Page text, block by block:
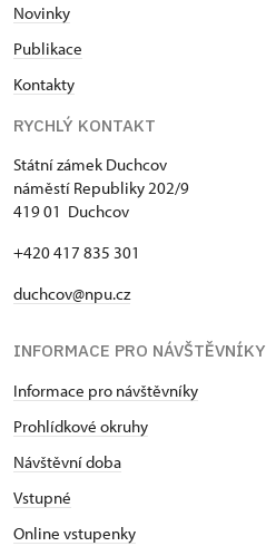
Novinky
Publikace
Kontakty
RYCHLÝ KONTAKT
Státní zámek Duchcov
náměstí Republiky 202/9
419 01 Duchcov
+420 417 835 301
duchcov@npu.cz
INFORMACE PRO NÁVŠTĚVNÍKY
Informace pro návštěvníky
Prohlídkové okruhy
Návštěvní doba
Vstupné
Online vstupenky